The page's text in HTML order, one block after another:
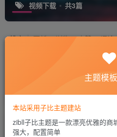
视频下载 共3篇
排序 更新 浏览 点赞 评论
哔哩下
免费资源
2年前
4K Video
主题模
本站采用子比主题建站
zibll子比主题是一款漂亮优雅的商
强大，配置简单